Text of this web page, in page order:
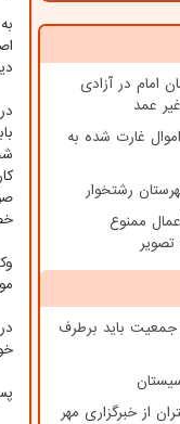
امام در آزادی
همت از اموال غارت شده به
رشتخوار
ممنوع
جمعیت باید برطرف
از خبرگزاری مهر